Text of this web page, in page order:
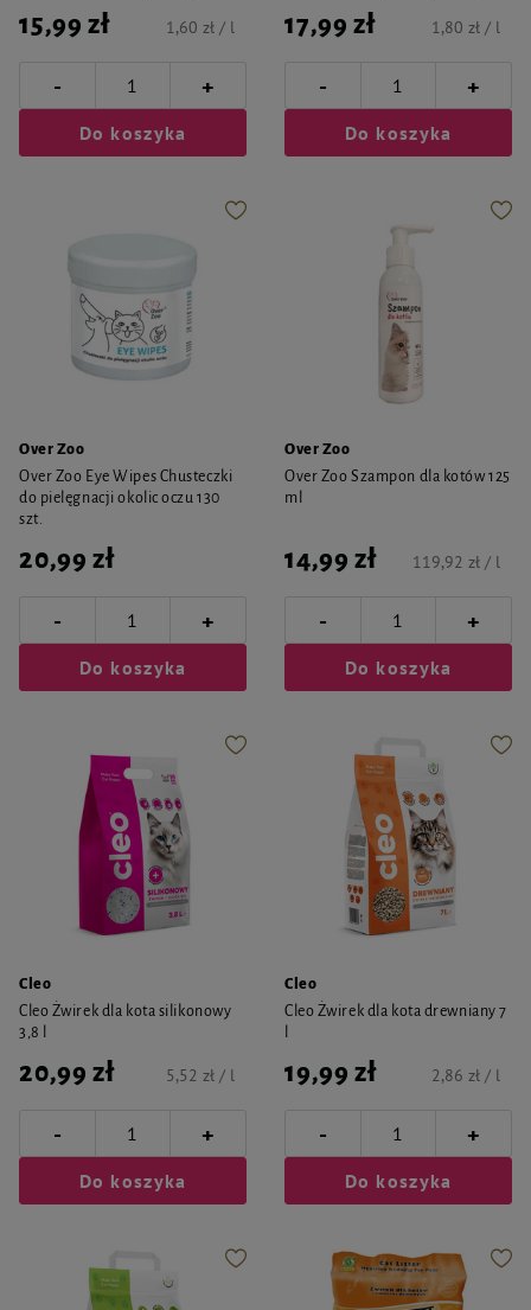
15,99 zł 1,60 zł / l
- +
Do koszyka
17,99 zł 1,80 zł / l
- +
Do koszyka
Over Zoo
Over Zoo Eye Wipes Chusteczki
do pielęgnacji okolic oczu 130
szt.
20,99 zł
- +
Do koszyka
Over Zoo
Over Zoo Szampon dla kotów 125
ml
14,99 zł 119,92 zł / l
- +
Do koszyka
Cleo
Cleo Żwirek dla kota silikonowy
3,8 l
20,99 zł 5,52 zł / l
- +
Do koszyka
Cleo
Cleo Żwirek dla kota drewniany 7
19,99 zł 2,86 zł / l
- +
Do koszyka